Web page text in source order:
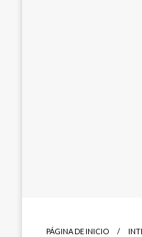
PÁGINA DE INICIO